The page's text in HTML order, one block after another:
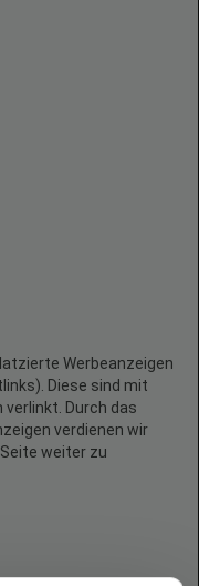
Werbeanzeigen
Diese sind mit
Durch das
verdienen wir
weiter zu